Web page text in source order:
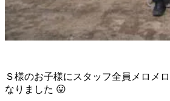
Ｓ様のお子様にスタッフ全員メロメ
なりました 😛